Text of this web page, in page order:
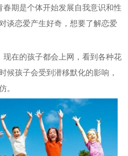
春期是个体开始发展自我意识和性
谈恋爱产生好奇，想要了解恋爱
现在的孩子都会上网，看到各种花
候孩子会受到潜移默化的影响，
。